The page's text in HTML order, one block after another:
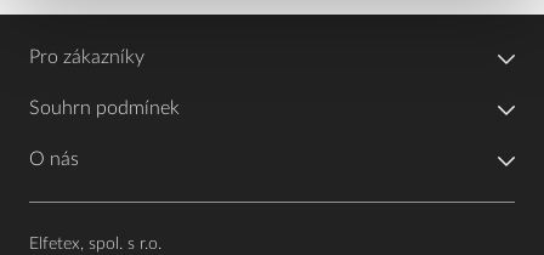
Pro zákazníky
Souhrn podmínek
O nás
Elfetex, spol. s r.o.